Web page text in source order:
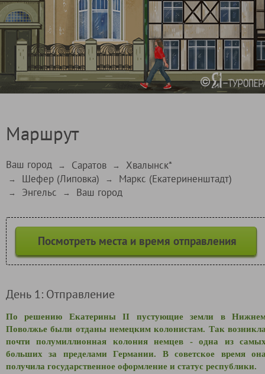
Маршрут
Ваш город → Саратов → Хвалынск*
→ Шефер (Липовка) → Маркс (Екатериненштадт)
→ Энгельс → Ваш город
Посмотреть места и время отправления
День 1: Отправление
По решению Екатерины II пустующие земли в
Поволжье были отданы немецким колонистам. Так
почти полумиллионная колония немцев - одна из
больших за пределами Германии. В советское время
получила государственное оформление и статус республики.